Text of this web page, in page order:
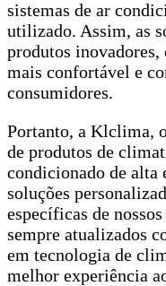
sistemas de ar
utilizado. Assim, as
produtos
mais confortável e
consumidores.
Portanto, a Klclima,
de produtos de
condicionado de alta
soluções
específicas de
sempre atualizados
em tecnologia de
melhor experiência